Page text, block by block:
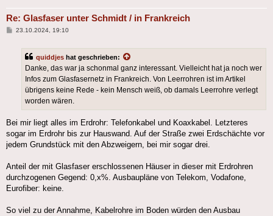
Re: Glasfaser unter Schmidt / in Frankreich
Beitrag
23.10.2024, 19:10
quiddjes hat geschrieben:
Danke, das war ja schonmal ganz interessant. Vielleicht hat ja noch wer
Infos zum Glasfasernetz in Frankreich. Von Leerrohren ist im Artikel
übrigens keine Rede - kein Mensch weiß, ob damals Leerrohre verlegt
worden wären.
Bei mir liegt alles im Erdrohr: Telefonkabel und Koaxkabel. Letzteres
sogar im Erdrohr bis zur Hauswand. Auf der Straße zwei Erdschächte vor
jedem Grundstück mit den Abzweigern, bei mir sogar drei.
Anteil der mit Glasfaser erschlossenen Häuser in dieser mit Erdrohren
durchzogenen Gegend: 0,x%. Ausbaupläne von Telekom, Vodafone,
Eurofiber: keine.
So viel zu der Annahme, Kabelrohre im Boden würden den Ausbau